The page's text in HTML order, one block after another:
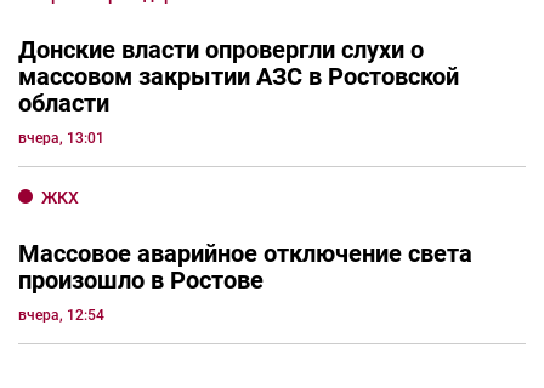
Суд вынес приговор грабителям, напавшим
на семью в Ростовской области